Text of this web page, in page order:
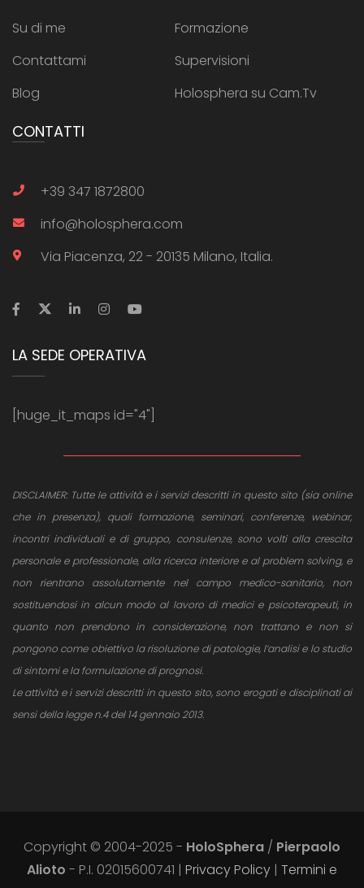
Su di me
Formazione
Contattami
Supervisioni
Blog
Holosphera su Cam.Tv
CONTATTI
+39 347 1872800
info@holosphera.com
Via Piacenza, 22 - 20135 Milano, Italia.
LA SEDE OPERATIVA
[huge_it_maps id="4"]
DISCLAIMER: Tutte le attività e i servizi descritti in questo sito (sia online
che in presenza), quali formazione, seminari, conferenze, webinar,
incontri individuali e di gruppo, consulenze, sono volti alla crescita
personale e professionale, alla ricerca interiore e al problem solving, e
non rientrano assolutamente nel campo medico-sanitario, non
sostituendosi in alcun modo al lavoro di medici e psicoterapeuti, in
quanto non prendono in considerazione, non trattano e non si
pongono come obiettivo la risoluzione di patologie, l’analisi e lo studio
di sintomi e la formulazione di prognosi.
Le attività e i servizi descritti in questo sito, sono erogati e disciplinati ai
sensi della legge n.4 del 14 gennaio 2013.
Copyright © 2004-2025 - HoloSphera / Pierpaolo
Alioto - P.I. 02015600741 | Privacy Policy | Termini e